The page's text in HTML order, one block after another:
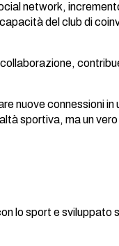
network,
del club di
nuove connessioni in
sportiva, ma un
lo sport e sviluppato